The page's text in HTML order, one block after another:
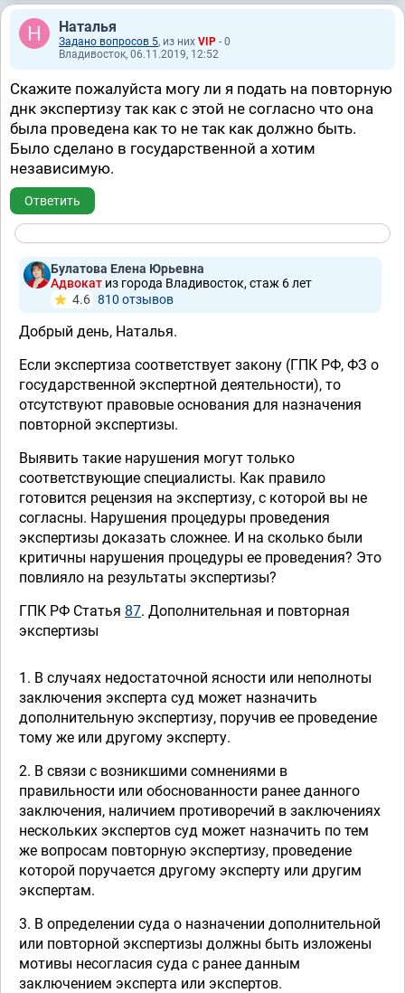
Наталья
Задано вопросов 5, из них VIP - 0
Владивосток, 06.11.2019, 12:52
Скажите пожалуйста могу ли я подать на повторную
днк экспертизу так как с этой не согласно что она
была проведена как то не так как должно быть.
Было сделано в государственной а хотим
независимую.
Ответить
Булатова Елена Юрьевна
Адвокат из города Владивосток, стаж 6 лет
4.6 810 отзывов
Добрый день, Наталья.
Если экспертиза соответствует закону (ГПК РФ, ФЗ о
государственной экспертной деятельности), то
отсутствуют правовые основания для назначения
повторной экспертизы.
Выявить такие нарушения могут только
соответствующие специалисты. Как правило
готовится рецензия на экспертизу, с которой вы не
согласны. Нарушения процедуры проведения
экспертизы доказать сложнее. И на сколько были
критичны нарушения процедуры ее проведения? Это
повлияло на результаты экспертизы?
ГПК РФ Статья 87. Дополнительная и повторная
экспертизы
1. В случаях недостаточной ясности или неполноты
заключения эксперта суд может назначить
дополнительную экспертизу, поручив ее проведение
тому же или другому эксперту.
2. В связи с возникшими сомнениями в
правильности или обоснованности ранее данного
заключения, наличием противоречий в заключениях
нескольких экспертов суд может назначить по тем
же вопросам повторную экспертизу, проведение
которой поручается другому эксперту или другим
экспертам.
3. В определении суда о назначении дополнительной
или повторной экспертизы должны быть изложены
мотивы несогласия суда с ранее данным
заключением эксперта или экспертов.